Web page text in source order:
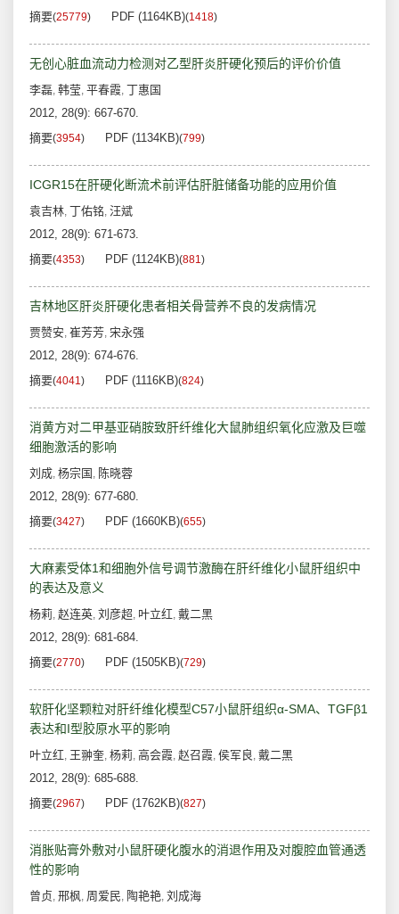
摘要(25779) PDF (1164KB)(1418)
无创心脏血流动力检测对乙型肝炎肝硬化预后的评价价值
李磊, 韩莹, 平春霞, 丁惠国
2012, 28(9): 667-670.
摘要(3954) PDF (1134KB)(799)
ICGR15在肝硬化断流术前评估肝脏储备功能的应用价值
袁吉林, 丁佑铭, 汪斌
2012, 28(9): 671-673.
摘要(4353) PDF (1124KB)(881)
吉林地区肝炎肝硬化患者相关骨营养不良的发病情况
贾赞安, 崔芳芳, 宋永强
2012, 28(9): 674-676.
摘要(4041) PDF (1116KB)(824)
消黄方对二甲基亚硝胺致肝纤维化大鼠肺组织氧化应激及巨噬
细胞激活的影响
刘成, 杨宗国 , 陈晓蓉
2012, 28(9): 677-680.
摘要(3427) PDF (1660KB)(655)
大麻素受体1和细胞外信号调节激酶在肝纤维化小鼠肝组织中
的表达及意义
杨莉, 赵连英, 刘彦超, 叶立红, 戴二黑
2012, 28(9): 681-684.
摘要(2770) PDF (1505KB)(729)
软肝化坚颗粒对肝纤维化模型C57小鼠肝组织α-SMA、TGFβ1
表达和I型胶原水平的影响
叶立红, 王翀奎, 杨莉, 高会霞, 赵召霞, 侯军良, 戴二黑
2012, 28(9): 685-688.
摘要(2967) PDF (1762KB)(827)
消胀贴膏外敷对小鼠肝硬化腹水的消退作用及对腹腔血管通透
性的影响
曾贞, 邢枫, 周爱民, 陶艳艳, 刘成海